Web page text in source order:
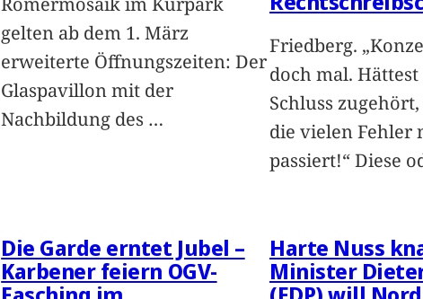
gelten ab dem 1. März
erweiterte Öffnungszeiten: Der
Glaspavillon mit der
Nachbildung des …
Friedberg.
doch mal.
Schluss
die vielen Fehler
passiert!“ Diese
Die Garde erntet Jubel –
Karbener feiern OGV-
Harte Nuss
Minister